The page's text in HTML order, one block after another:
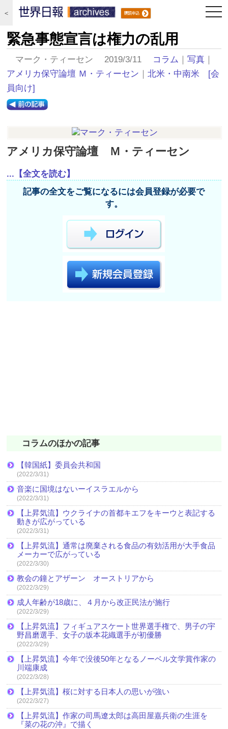
＜
緊急事態宣言は権力の乱用
マーク・ティーセン 2019/3/11 コラム ｜写真 ｜
アメリカ保守論壇 Ｍ・ティーセン ｜北米・中南米
[会
員向け]
アメリカ保守論壇 Ｍ・ティーセン
...【全文を読む】
記事の全文をご覧になるには会員登録が必要で
す。
コラムのほかの記事
【韓国紙】委員会共和国
(2022/3/31)
音楽に国境はないーイスラエルから
(2022/3/31)
【上昇気流】ウクライナの首都キエフをキーウと表記する
動きが広がっている
(2022/3/31)
【上昇気流】通常は廃棄される食品の有効活用が大手食品
メーカーで広がっている
(2022/3/30)
教会の鐘とアザーン オーストリアから
(2022/3/29)
成人年齢が18歳に、４月から改正民法が施行
(2022/3/29)
【上昇気流】フィギュアスケート世界選手権で、男子の宇
野昌磨選手、女子の坂本花織選手が初優勝
(2022/3/29)
【上昇気流】今年で没後50年となるノーベル文学賞作家の
川端康成
(2022/3/28)
【上昇気流】桜に対する日本人の思いが強い
(2022/3/27)
【上昇気流】作家の司馬遼太郎は高田屋嘉兵衛の生涯を
『菜の花の沖』で描く